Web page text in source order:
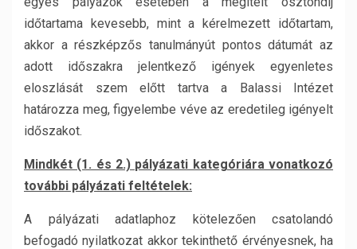
időtartama kevesebb, mint a kérelmezett időtartam,
akkor a részképzős tanulmányút pontos dátumát az
adott időszakra jelentkező igények egyenletes
eloszlását szem előtt tartva a Balassi Intézet
határozza meg, figyelembe véve az eredetileg igényelt
időszakot.
Mindkét (1. és 2.) pályázati kategóriára vonatkozó
további pályázati feltételek:
A pályázati adatlaphoz kötelezően csatolandó
befogadó nyilatkozat akkor tekinthető érvényesnek, ha